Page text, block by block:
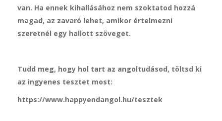
van. Ha ennek kihallásához nem szoktatod hozzá
magad, az zavaró lehet, amikor értelmezni
szeretnél egy hallott szöveget.
Tudd meg, hogy hol tart az angoltudásod, töltsd ki
az ingyenes tesztet most:
https://www.happyendangol.hu/tesztek